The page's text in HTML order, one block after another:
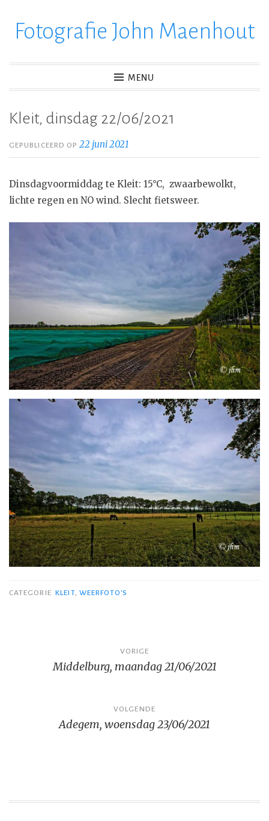
verderFotografie John Maenhout
MENU
Kleit, dinsdag 22/06/2021
GEPUBLICEERD OP22 juni 2021
Dinsdagvoormiddag te Kleit: 15°C, zwaarbewolkt,
lichte regen en NO wind. Slecht fietsweer.
CATEGORIE KLEIT, WEERFOTO'S
navigatie
VORIGE
Middelburg, maandag 21/06/2021
VOLGENDE
Adegem, woensdag 23/06/2021